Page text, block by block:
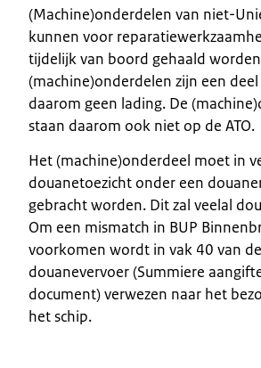
(Machine)onderdelen van niet-
kunnen voor
tijdelijk van boord gehaald
(machine)onderdelen zijn een
daarom geen lading. De
staan daarom ook niet op de ATO.
Het (machine)onderdeel moet in
douanetoezicht onder een
gebracht worden. Dit zal veelal
Om een mismatch in BUP
voorkomen wordt in vak 40 van
douanevervoer (Summiere
document) verwezen naar het
het schip.